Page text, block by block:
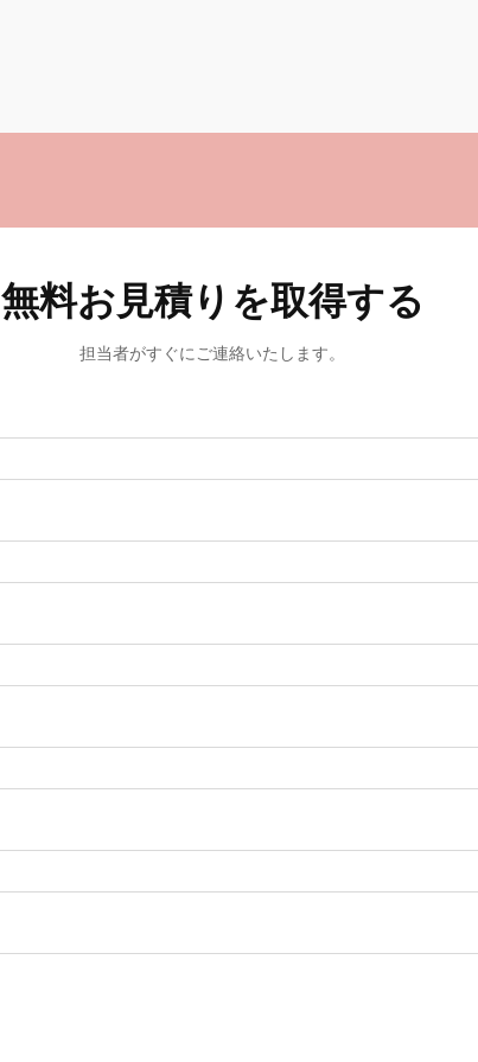
無料お見積りを取得する
担当者がすぐにご連絡いたします。